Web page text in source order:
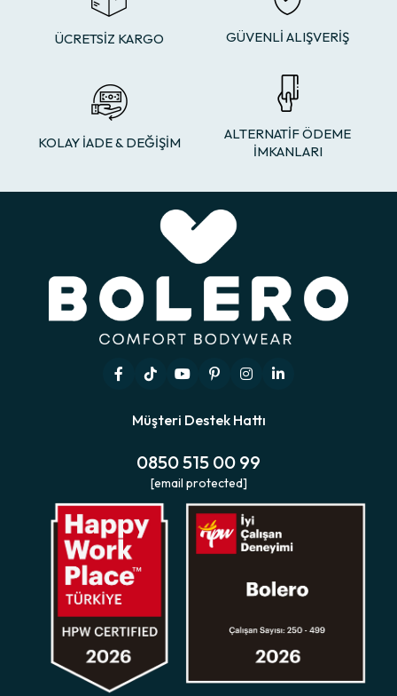
ÜCRETSİZ KARGO GÜVENLİ ALIŞVERİŞ
KOLAY İADE & DEĞİŞİM
ALTERNATİF ÖDEME
İMKANLARI
Müşteri Destek Hattı
0850 515 00 99
[email protected]